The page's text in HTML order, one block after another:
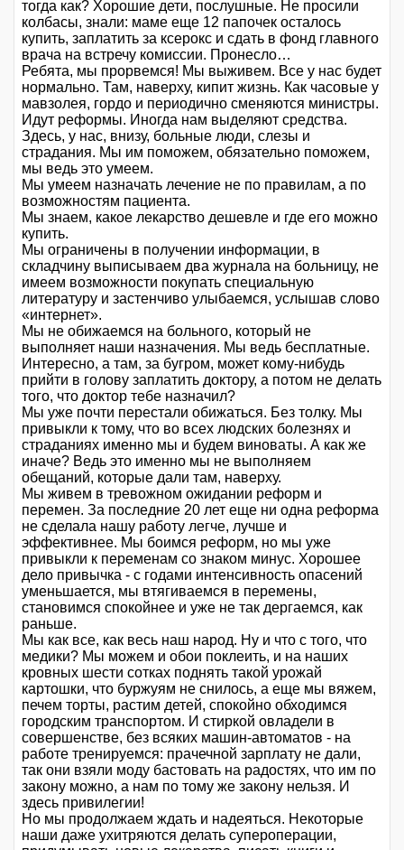
тогда как? Хорошие дети, послушные. Не просили
колбасы, знали: маме еще 12 папочек осталось
купить, заплатить за ксерокс и сдать в фонд главного
врача на встречу комиссии. Пронесло…
Ребята, мы прорвемся! Мы выживем. Все у нас будет
нормально. Там, наверху, кипит жизнь. Как часовые у
мавзолея, гордо и периодично сменяются министры.
Идут реформы. Иногда нам выделяют средства.
Здесь, у нас, внизу, больные люди, слезы и
страдания. Мы им поможем, обязательно поможем,
мы ведь это умеем.
Мы умеем назначать лечение не по правилам, а по
возможностям пациента.
Мы знаем, какое лекарство дешевле и где его можно
купить.
Мы ограничены в получении информации, в
складчину выписываем два журнала на больницу, не
имеем возможности покупать специальную
литературу и застенчиво улыбаемся, услышав слово
«интернет».
Мы не обижаемся на больного, который не
выполняет наши назначения. Мы ведь бесплатные.
Интересно, а там, за бугром, может кому-нибудь
прийти в голову заплатить доктору, а потом не делать
того, что доктор тебе назначил?
Мы уже почти перестали обижаться. Без толку. Мы
привыкли к тому, что во всех людских болезнях и
страданиях именно мы и будем виноваты. А как же
иначе? Ведь это именно мы не выполняем
обещаний, которые дали там, наверху.
Мы живем в тревожном ожидании реформ и
перемен. За последние 20 лет еще ни одна реформа
не сделала нашу работу легче, лучше и
эффективнее. Мы боимся реформ, но мы уже
привыкли к переменам со знаком минус. Хорошее
дело привычка - с годами интенсивность опасений
уменьшается, мы втягиваемся в перемены,
становимся спокойнее и уже не так дергаемся, как
раньше.
Мы как все, как весь наш народ. Ну и что с того, что
медики? Мы можем и обои поклеить, и на наших
кровных шести сотках поднять такой урожай
картошки, что буржуям не снилось, а еще мы вяжем,
печем торты, растим детей, спокойно обходимся
городским транспортом. И стиркой овладели в
совершенстве, без всяких машин-автоматов - на
работе тренируемся: прачечной зарплату не дали,
так они взяли моду бастовать на радостях, что им по
закону можно, а нам по тому же закону нельзя. И
здесь привилегии!
Но мы продолжаем ждать и надеяться. Некоторые
наши даже ухитряются делать супероперации,